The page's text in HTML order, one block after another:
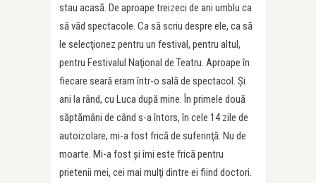
stau acasă. De aproape treizeci de ani umblu ca
să văd spectacole. Ca să scriu despre ele, ca să
le selecţionez pentru un festival, pentru altul,
pentru Festivalul Naţional de Teatru. Aproape în
fiecare seară eram într-o sală de spectacol. Şi
ani la rând, cu Luca după mine. În primele două
săptămâni de când s-a întors, în cele 14 zile de
autoizolare, mi-a fost frică de suferinţă. Nu de
moarte. Mi-a fost şi îmi este frică pentru
prietenii mei, cei mai mulţi dintre ei fiind doctori.